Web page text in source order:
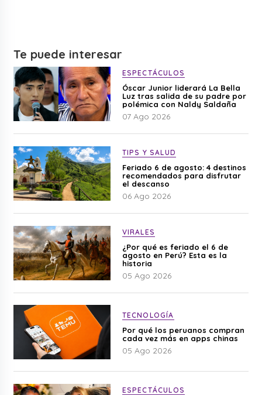
Te puede interesar
ESPECTÁCULOS
Óscar Junior liderará La Bella
Luz tras salida de su padre por
polémica con Naldy Saldaña
07 Ago 2026
TIPS Y SALUD
Feriado 6 de agosto: 4 destinos
recomendados para disfrutar
el descanso
06 Ago 2026
VIRALES
¿Por qué es feriado el 6 de
agosto en Perú? Esta es la
historia
05 Ago 2026
TECNOLOGÍA
Por qué los peruanos compran
cada vez más en apps chinas
05 Ago 2026
ESPECTÁCULOS